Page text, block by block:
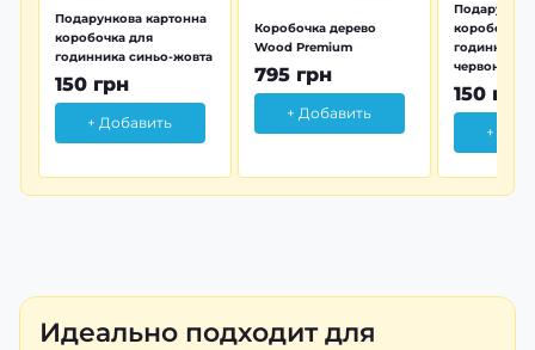
Подарункова картонна
коробочка для
годинника синьо-жовта
150 грн
+ Добавить
Коробочка дерево
Wood Premium
795 грн
+ Добавить
коробочка
годинника
червона
150 грн
+
Идеально подходит для